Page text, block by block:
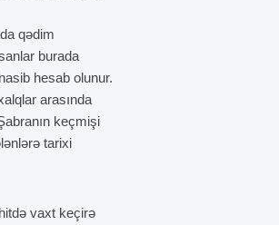
qədim
burada
hesab olunur.
arasında
keçmişi
tarixi
vaxt keçirə